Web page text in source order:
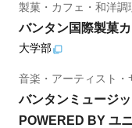
製菓・カフェ・和洋調
バンタン国際製菓
大学部
音楽・アーティスト
バンタンミュージ
POWERED BY ユ